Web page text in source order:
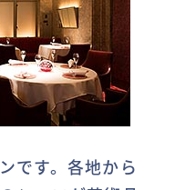
です。各地から